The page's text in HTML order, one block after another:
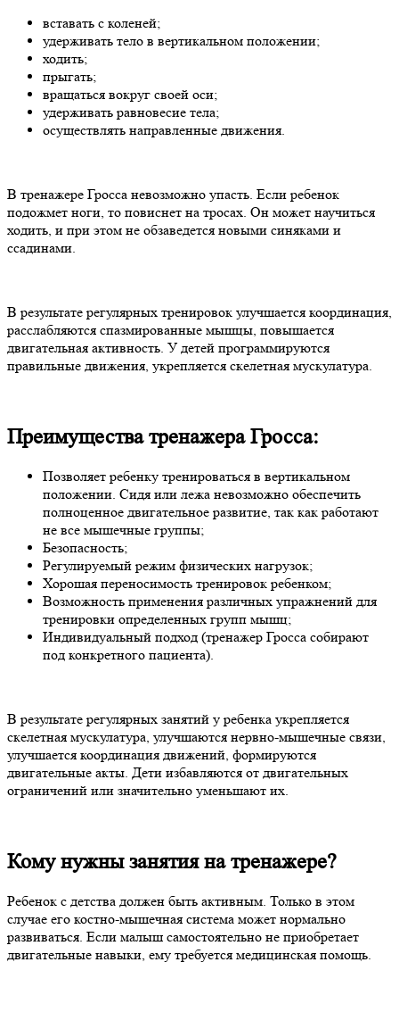
вставать с коленей;
удерживать тело в вертикальном положении;
ходить;
прыгать;
вращаться вокруг своей оси;
удерживать равновесие тела;
осуществлять направленные движения.
В тренажере Гросса невозможно упасть. Если ребенок
подожмет ноги, то повиснет на тросах. Он может научиться
ходить, и при этом не обзаведется новыми синяками и
ссадинами.
В результате регулярных тренировок улучшается координация,
расслабляются спазмированные мышцы, повышается
двигательная активность. У детей программируются
правильные движения, укрепляется скелетная мускулатура.
Преимущества тренажера Гросса:
Позволяет ребенку тренироваться в вертикальном
положении. Сидя или лежа невозможно обеспечить
полноценное двигательное развитие, так как работают
не все мышечные группы;
Безопасность;
Регулируемый режим физических нагрузок;
Хорошая переносимость тренировок ребенком;
Возможность применения различных упражнений для
тренировки определенных групп мышц;
Индивидуальный подход (тренажер Гросса собирают
под конкретного пациента).
В результате регулярных занятий у ребенка укрепляется
скелетная мускулатура, улучшаются нервно-мышечные связи,
улучшается координация движений, формируются
двигательные акты. Дети избавляются от двигательных
ограничений или значительно уменьшают их.
Кому нужны занятия на тренажере?
Ребенок с детства должен быть активным. Только в этом
случае его костно-мышечная система может нормально
развиваться. Если малыш самостоятельно не приобретает
двигательные навыки, ему требуется медицинская помощь.